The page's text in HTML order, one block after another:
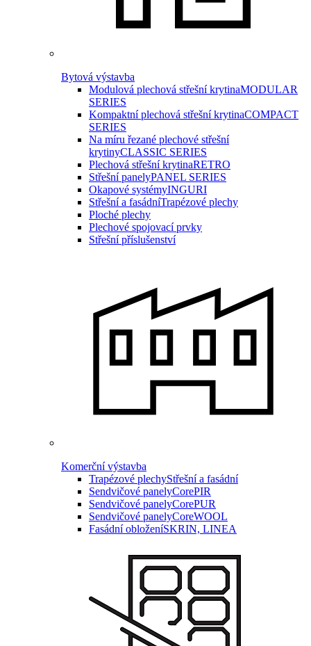
Bytová výstavba
Modulová plechová střešní krytinaMODULAR
SERIES
Kompaktní plechová střešní krytinaCOMPACT
SERIES
Na míru řezané plechové střešní
krytinyCLASSIC SERIES
Plechová střešní krytinaRETRO
Střešní panelyPANEL SERIES
Okapové systémyINGURI
Střešní a fasádníTrapézové plechy
Ploché plechy
Plechové spojovací prvky
Střešní příslušenství
Komerční výstavba
Trapézové plechyStřešní a fasádní
Sendvičové panelyCorePIR
Sendvičové panelyCorePUR
Sendvičové panelyCoreWOOL
Fasádní obloženíSKRIN, LINEA